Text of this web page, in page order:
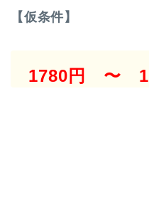
【仮条件】
1780円 〜